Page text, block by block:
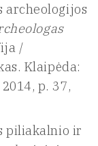
archeologijos
/
Klaipėda:
p. 37,
piliakalnio ir